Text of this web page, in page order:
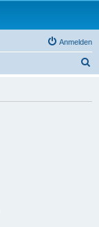
Anmelden